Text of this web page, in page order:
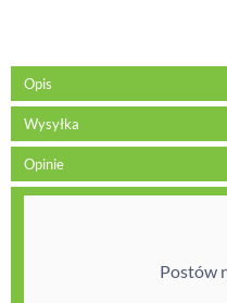
Opis
Wysyłka
Opinie
Postów